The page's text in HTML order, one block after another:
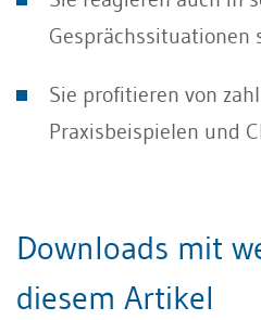
Gesprächssituationen
Sie profitieren von
Praxisbeispielen und
Downloads mit
diesem Artikel